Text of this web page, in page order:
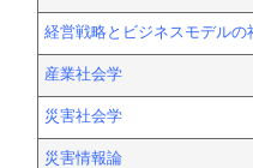
経営戦略とビジネスモデルの
産業社会学
災害社会学
災害情報論